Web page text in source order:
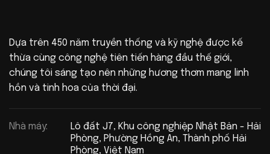
Dựa trên 450 năm truyền thống và kỹ nghệ được kế
thừa cùng công nghệ tiên tiến hàng đầu thế giới,
chúng tôi sáng tạo nên những hương thơm mang linh
hồn và tinh hoa của thời đại.
Nhà máy:
Lô đất J7, Khu công nghiệp Nhật Bản - Hải
Phòng, Phường Hồng An, Thành phố Hải
Phòng, Việt Nam